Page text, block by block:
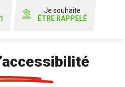
Je souhaite
ÊTRE RAPPELÉ